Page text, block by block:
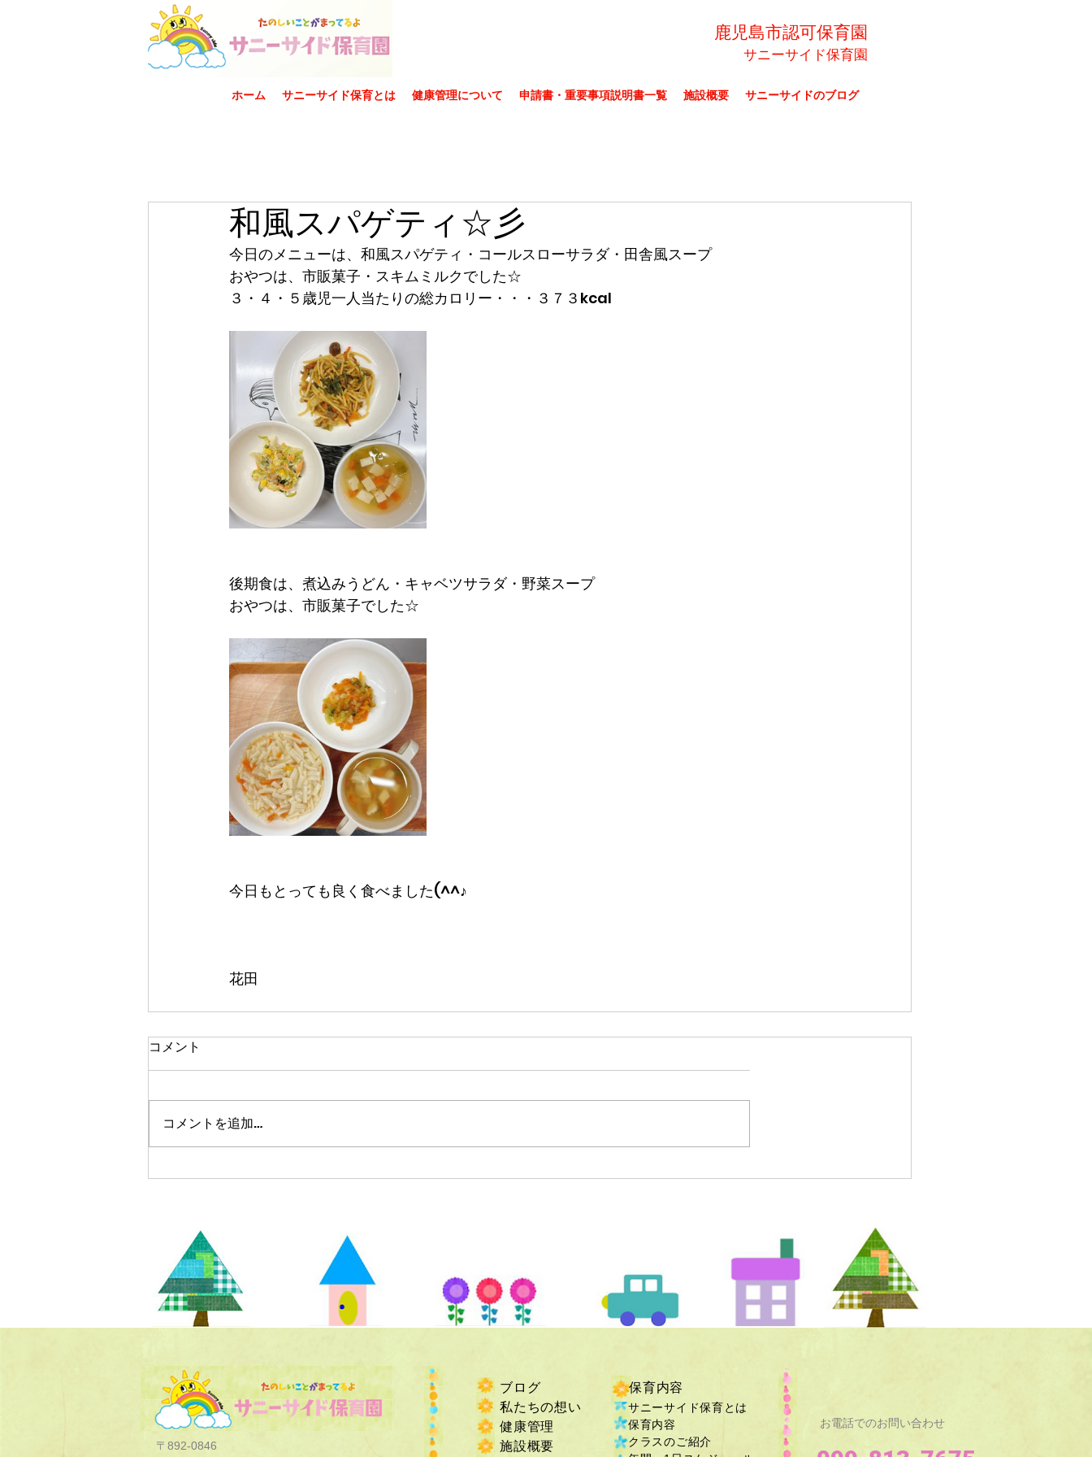
鹿児島市認可保育園
サニーサイド保育園
ホーム サニーサイド保育とは 健康管理について 申請書・重要事項説明書一覧 施設概要 サニーサイドのブログ
和風スパゲティ☆彡
今日のメニューは、和風スパゲティ・コールスローサラダ・田舎風スープ
おやつは、市販菓子・スキムミルクでした☆
３・４・５歳児一人当たりの総カロリー・・・３７３kcal
後期食は、煮込みうどん・キャベツサラダ・野菜スープ
おやつは、市販菓子でした☆
今日もとっても良く食べました(^^♪
花田
コメント
コメントを追加…
〒892-0846
ブログ
私たちの想い
健康管理
施設概要
保育内容
サニーサイド保育とは
保育内容
クラスのご紹介
お電話でのお問い合わせ